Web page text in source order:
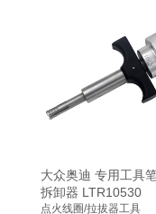
大众奥迪 专用工具
拆卸器 LTR10530
点火线圈/拉拔器工具